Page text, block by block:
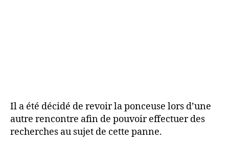
Il a été décidé de revoir la ponceuse lors d’une
autre rencontre afin de pouvoir effectuer des
recherches au sujet de cette panne.